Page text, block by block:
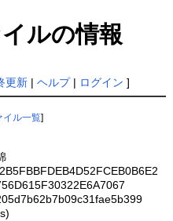
ルの情報
更新| ヘルプ| ログイン ]
イル一覧]